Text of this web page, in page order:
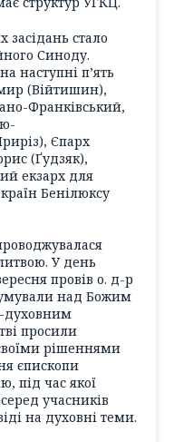
стало
Синоду.
наступні п’ять
(Війтишин),
Франківський,
Єпарх
(Ґудзяк),
екзарх для
Бенілюксу
У день
провів о. д-р
над Божим
духовним
просили
рішеннями
єпископи
під час якої
учасників
на духовні теми.